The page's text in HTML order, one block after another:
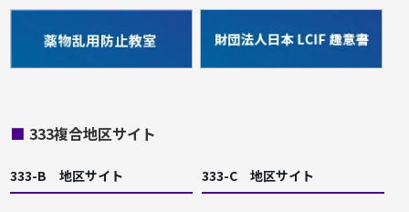
■ 333複合地区サイト
333-B 地区サイト 333-C 地区サイト